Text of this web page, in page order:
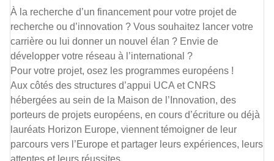
À la recherche d’un financement pour votre projet de
recherche ou d’innovation ? Vous souhaitez lancer votre
carrière ou lui donner un nouvel élan ? Envie de
développer votre réseau à l’international ?
Pour votre projet, osez les programmes européens !
Aux côtés des structures d’appui UCA et CNRS
hébergées au sein de la Maison de l’Innovation, des
porteurs de projets européens, en cours d’écriture ou déjà
lauréats Horizon Europe, viennent témoigner de leur
parcours vers l’Europe et partager leurs expériences, leurs
attentes et leurs réussites.